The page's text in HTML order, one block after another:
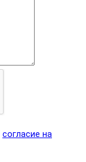
согласие на